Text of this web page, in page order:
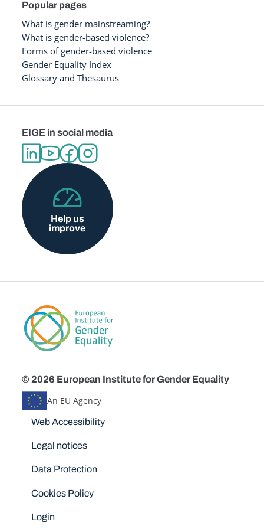
Popular pages
What is gender mainstreaming?
What is gender-based violence?
Forms of gender-based violence
Gender Equality Index
Glossary and Thesaurus
EIGE in social media
Help us
improve
© 2026 European Institute for Gender Equality
An EU Agency
Disclaimers
Web Accessibility
Legal notices
Data Protection
Cookies Policy
Login